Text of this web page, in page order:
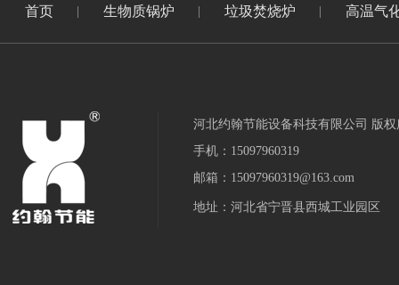
首页 生物质锅炉 垃圾焚烧炉 高温气
河北约翰节能设备科技有限公司 版权
手机：15097960319
邮箱：15097960319@163.com
地址：河北省宁晋县西城工业园区